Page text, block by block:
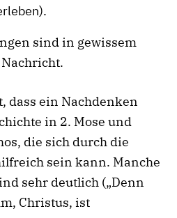
sind in gewissem
dass ein Nachdenken
in 2. Mose und
die sich durch die
sein kann. Manche
sehr deutlich („Denn
Christus, ist